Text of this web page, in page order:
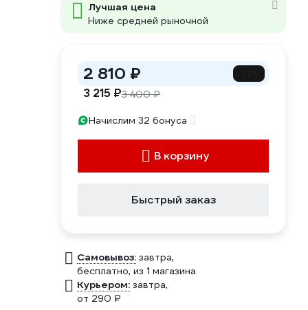
Лучшая цена
Ниже средней рыночной
2 810 ₽
3 215 ₽3 400 ₽
Начислим 32 бонуса
В корзину
Быстрый заказ
Самовывоз: завтра,
бесплатно, из 1 магазина
Курьером: завтра,
от 290 ₽